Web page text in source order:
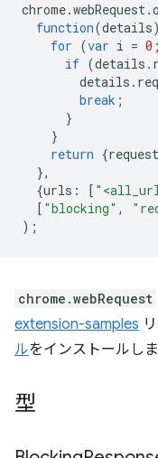
chrome.webRequest.
function(details)
for (var i = 0 ;
if (details .
details .
break ;
}
}
return {
},
{urls : [
[ "blocking" ,
);
chrome.webRequest
extension-samples
ルをインストールしま
型